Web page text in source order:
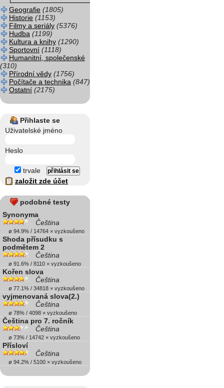
Geografie (1805)
Historie (1153)
Filmy a seriály (5376)
Hudba (1199)
Kultura a knihy (1290)
Sportovní (1118)
Humanitní, společenské
(310)
Přírodní vědy (1756)
Počítače a technika (847)
Ostatní (2175)
Přihlaste se
Uživatelské jméno
Heslo
trvale
založit zde účet
podobné testy
Synonyma
Čeština
ø 94.9% / 14764 × vyzkoušeno
Shoda přísudku s
podmětem 2
Čeština
ø 91.6% / 8110 × vyzkoušeno
Kořen slova
Čeština
ø 77.1% / 34818 × vyzkoušeno
vyjmenovaná slova(2.)
Čeština
ø 78% / 4098 × vyzkoušeno
Čeština pro 7. ročník
Čeština
ø 73% / 14742 × vyzkoušeno
Přísloví
Čeština
ø 94.2% / 5100 × vyzkoušeno